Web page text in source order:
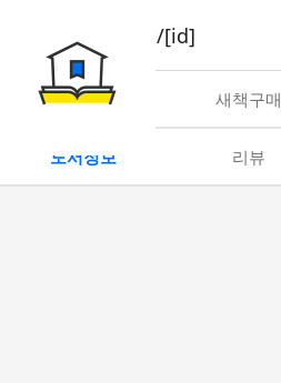
book/rent/[id]
대여 새책구매
도서정보 리뷰